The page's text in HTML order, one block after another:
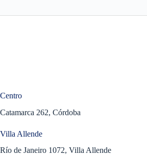
Centro
Catamarca 262, Córdoba
Villa Allende
Río de Janeiro 1072, Villa Allende